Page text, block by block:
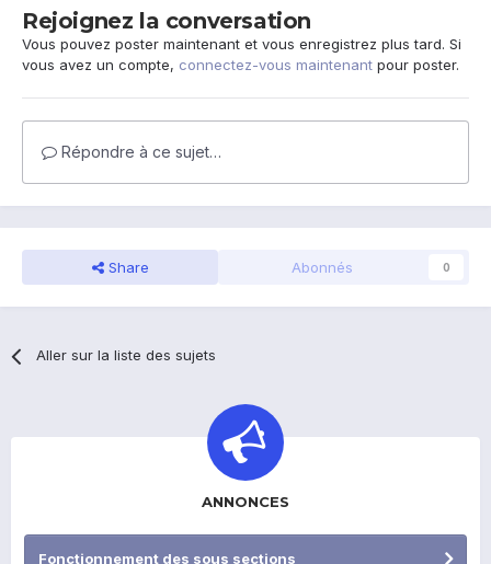
Rejoignez la conversation
Vous pouvez poster maintenant et vous enregistrez plus tard. Si
vous avez un compte, connectez-vous maintenant pour poster.
Répondre à ce sujet…
Share Abonnés 0
Aller sur la liste des sujets
ANNONCES
Fonctionnement des sous sections